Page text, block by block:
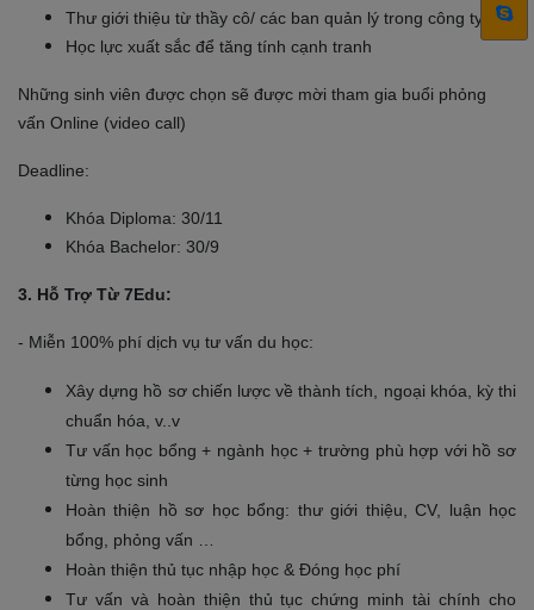
Thư giới thiệu từ thầy cô/ các ban quản lý trong công ty
Học lực xuất sắc để tăng tính cạnh tranh
Những sinh viên được chọn sẽ được mời tham gia buổi phỏng
vấn Online (video call)
Deadline:
Khóa Diploma: 30/11
Khóa Bachelor: 30/9
3. Hỗ Trợ Từ 7Edu:
- Miễn 100% phí dịch vụ tư vấn du học:
Xây dựng hồ sơ chiến lược về thành tích, ngoại khóa, kỳ thi
chuẩn hóa, v..v
Tư vấn học bổng + ngành học + trường phù hợp với hồ sơ
từng học sinh
Hoàn thiện hồ sơ học bổng: thư giới thiệu, CV, luận học
bổng, phỏng vấn …
Hoàn thiện thủ tục nhập học & Đóng học phí
Tư vấn và hoàn thiện thủ tục chứng minh tài chính cho